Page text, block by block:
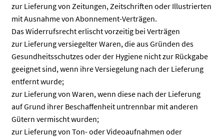
zur Lieferung von Zeitungen, Zeitschriften oder Illustrierten
mit Ausnahme von Abonnement-Verträgen.
Das Widerrufsrecht erlischt vorzeitig bei Verträgen
zur Lieferung versiegelter Waren, die aus Gründen des
Gesundheitsschutzes oder der Hygiene nicht zur Rückgabe
geeignet sind, wenn ihre Versiegelung nach der Lieferung
entfernt wurde;
zur Lieferung von Waren, wenn diese nach der Lieferung
auf Grund ihrer Beschaffenheit untrennbar mit anderen
Gütern vermischt wurden;
zur Lieferung von Ton- oder Videoaufnahmen oder